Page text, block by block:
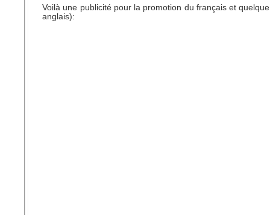
Voilà une publicité pour la promotion du français et
anglais):